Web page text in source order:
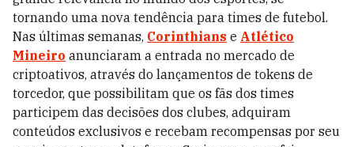
tornando uma nova tendência para times de futebol.
Nas últimas semanas, Corinthians e Atlético
Mineiro anunciaram a entrada no mercado de
criptoativos, através do lançamentos de tokens de
torcedor, que possibilitam que os fãs dos times
participem das decisões dos clubes, adquiram
conteúdos exclusivos e recebam recompensas por seu